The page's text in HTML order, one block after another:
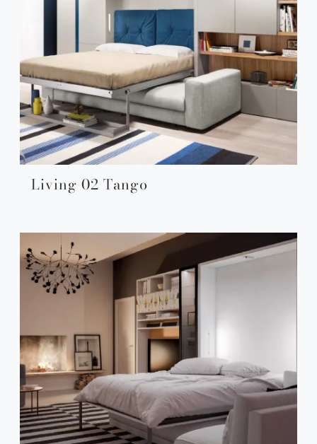
Living 02 Tango